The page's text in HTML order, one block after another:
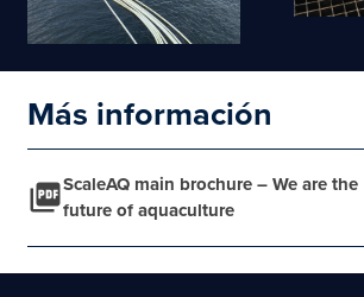
Más información
ScaleAQ main brochure – We are the
future of aquaculture